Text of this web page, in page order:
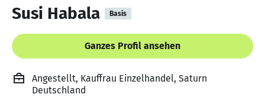
Susi Habala Basis
Ganzes Profil ansehen
Angestellt, Kauffrau Einzelhandel, Saturn
Deutschland